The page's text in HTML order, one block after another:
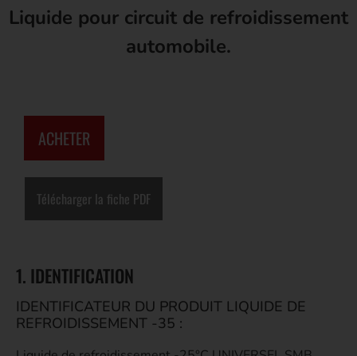
Liquide pour circuit de refroidissement
automobile.
ACHETER
Télécharger la fiche PDF
1. IDENTIFICATION
IDENTIFICATEUR DU PRODUIT LIQUIDE DE
REFROIDISSEMENT -35 :